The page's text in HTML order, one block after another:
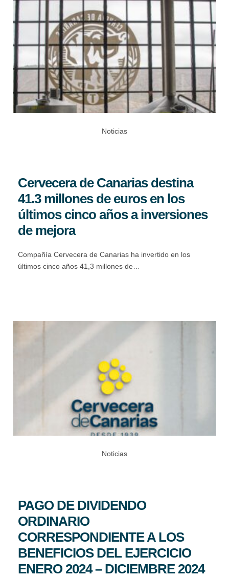
Noticias
Cervecera de Canarias destina
41.3 millones de euros en los
últimos cinco años a inversiones
de mejora
Compañía Cervecera de Canarias ha invertido en los
últimos cinco años 41,3 millones de…
Noticias
PAGO DE DIVIDENDO
ORDINARIO
CORRESPONDIENTE A LOS
BENEFICIOS DEL EJERCICIO
ENERO 2024 – DICIEMBRE 2024